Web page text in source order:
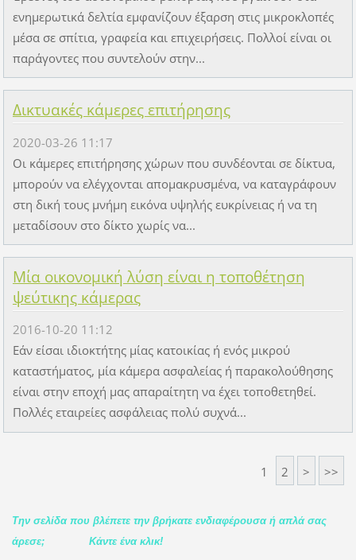
ενημερωτικά δελτία εμφανίζουν έξαρση στις μικροκλοπές
μέσα σε σπίτια, γραφεία και επιχειρήσεις. Πολλοί είναι οι
παράγοντες που συντελούν στην...
Δικτυακές κάμερες επιτήρησης
2020-03-26 11:17
Οι κάμερες επιτήρησης χώρων που συνδέονται σε δίκτυα,
μπορούν να ελέγχονται απομακρυσμένα, να καταγράφουν
στη δική τους μνήμη εικόνα υψηλής ευκρίνειας ή να τη
μεταδίσουν στο δίκτο χωρίς να...
Μία οικονομική λύση είναι η τοποθέτηση
ψεύτικης κάμερας
2016-10-20 11:12
Εάν είσαι ιδιοκτήτης μίας κατοικίας ή ενός μικρού
καταστήματος, μία κάμερα ασφαλείας ή παρακολούθησης
είναι στην εποχή μας απαραίτητη να έχει τοποθετηθεί.
Πολλές εταιρείες ασφάλειας πολύ συχνά...
1 2 > >>
Την σελίδα που βλέπετε την βρήκατε ενδιαφέρουσα ή απλά σας
άρεσε; Κάντε ένα κλικ!